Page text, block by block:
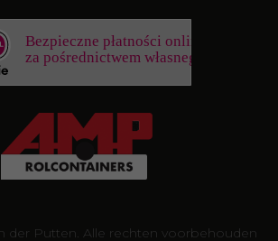
Bezpieczne płatności online
za pośrednictwem własnego banku
der Putten. Alle rechten voorbehouden